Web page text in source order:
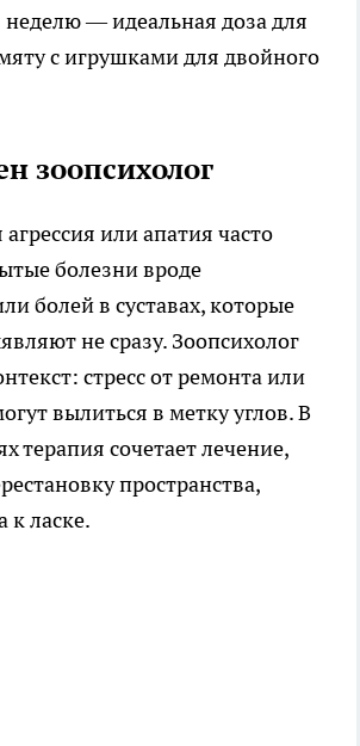
неделю — идеальная доза для
с игрушками для двойного
зоопсихолог
или апатия часто
болезни вроде
болей в суставах, которые
не сразу. Зоопсихолог
стресс от ремонта или
вылиться в метку углов. В
терапия сочетает лечение,
пространства,
к ласке.